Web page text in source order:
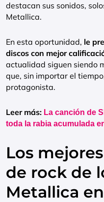
destacan sus sonidos,
Metallica.
En esta oportunidad, le
discos con mejor
actualidad siguen siendo
que, sin importar el
protagonista.
Leer más: La canción de
toda la rabia acumulada
Los
de rock de
Metallica